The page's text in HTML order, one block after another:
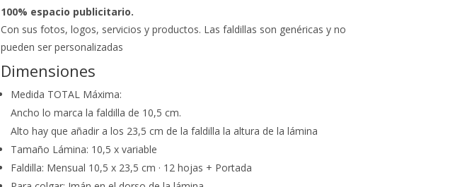
100% espacio publicitario.
Con sus fotos, logos, servicios y productos. Las faldillas son genéricas y no
pueden ser personalizadas
Dimensiones
Medida TOTAL Máxima:
Ancho lo marca la faldilla de 10,5 cm.
Alto hay que añadir a los 23,5 cm de la faldilla la altura de la lámina
Tamaño Lámina: 10,5 x variable
Faldilla: Mensual 10,5 x 23,5 cm · 12 hojas + Portada